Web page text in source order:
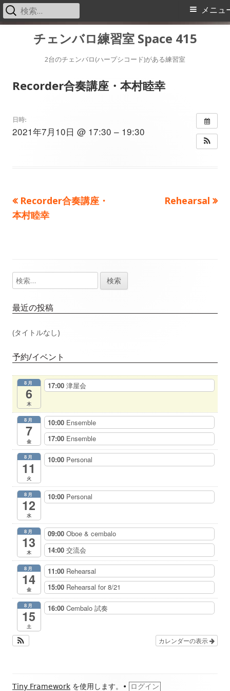
チェンバロ練習室 Space 415
2台のチェンバロ(ハープシコード)がある練習室
メ
メニュ
検
索:
Recorder合奏講座・本村睦幸
日時:
2021年7月10日 @ 17:30 – 19:30
投
稿
ビ
ゲ
ー
シ
ョ
ン
前
の
Recorder合奏講座・
本村睦幸
次
Rehearsal
メ
イ
ン
バ
検
索:
最近の投稿
(タイトルなし)
予約/イベント
8月
6
木
17:00 津屋会
8月
7
金
10:00 Ensemble
17:00 Ensemble
8月
11
火
10:00 Personal
8月
12
水
10:00 Personal
8月
13
木
09:00 Oboe & cembalo
14:00 交流会
8月
14
金
11:00 Rehearsal
15:00 Rehearsal for 8/21
8月
15
土
16:00 Cembalo 試奏
カレンダーの表示
フ
Tiny Framework を使用します。 • ログイン